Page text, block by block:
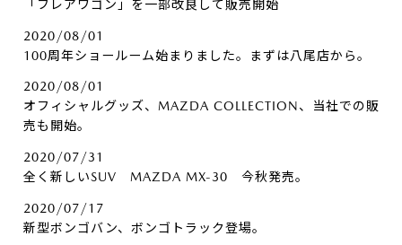
「フレアワゴン」を一部改良して販売開始
2020/08/01
100周年ショールーム始まりました。まずは八尾店から。
2020/08/01
オフィシャルグッズ、MAZDA COLLECTION、当社での販
売も開始。
2020/07/31
全く新しいSUV MAZDA MX-30 今秋発売。
2020/07/17
新型ボンゴバン、ボンゴトラック登場。